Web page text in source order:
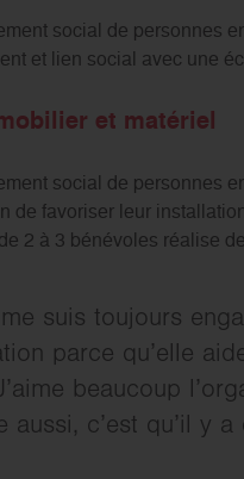
social de personnes
et lien social avec une
et matériel
social de personnes
de favoriser leur
2 à 3 bénévoles réalise
suis toujours
parce qu’elle
beaucoup
aussi, c’est qu’il y